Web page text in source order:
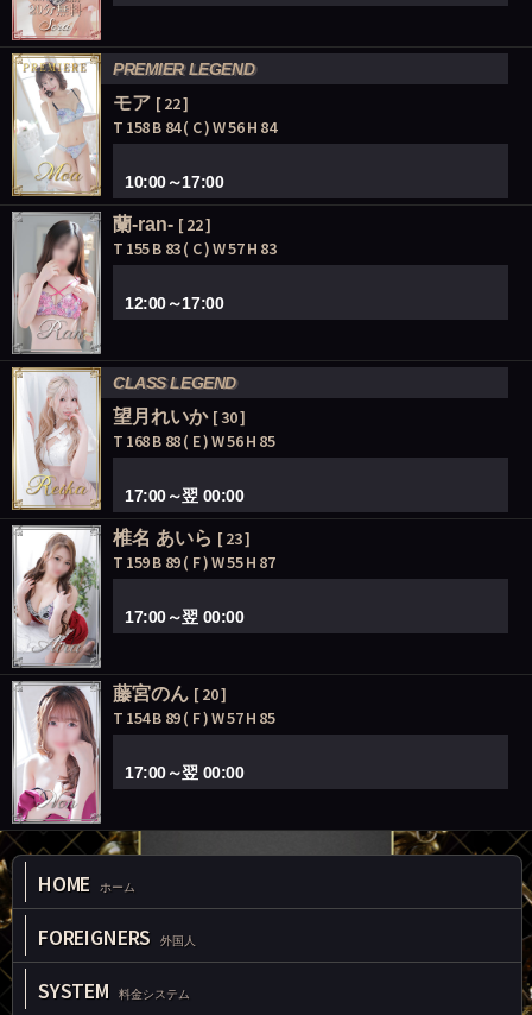
PREMIER LEGEND
モア [ 22 ]
T 158 B 84 ( C ) W 56 H 84
10:00～17:00
蘭-ran- [ 22 ]
T 155 B 83 ( C ) W 57 H 83
12:00～17:00
CLASS LEGEND
望月れいか [ 30 ]
T 168 B 88 ( E ) W 56 H 85
17:00～翌 00:00
椎名 あいら [ 23 ]
T 159 B 89 ( F ) W 55 H 87
17:00～翌 00:00
藤宮のん [ 20 ]
T 154 B 89 ( F ) W 57 H 85
17:00～翌 00:00
HOME ホーム
FOREIGNERS 外国人
SYSTEM 料金システム